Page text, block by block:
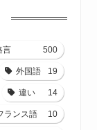
言 500
外国語 19
違い 14
ランス語 10